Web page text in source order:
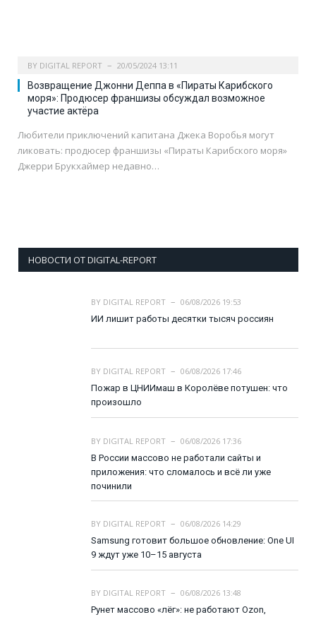
BY DIGITAL REPORT 20/05/2024 13:11
Возвращение Джонни Деппа в «Пираты Карибского
моря»: Продюсер франшизы обсуждал возможное
участие актёра
Любители приключений капитана Джека Воробья могут
ликовать: продюсер франшизы «Пираты Карибского моря»
Джерри Брукхаймер недавно…
НОВОСТИ ОТ DIGITAL-REPORT
BY DIGITAL REPORT
06/08/2026 19:53
ИИ лишит работы десятки тысяч россиян
BY DIGITAL REPORT
06/08/2026 17:46
Пожар в ЦНИИмаш в Королёве потушен: что
произошло
BY DIGITAL REPORT
06/08/2026 17:36
В России массово не работали сайты и
приложения: что сломалось и всё ли уже
починили
BY DIGITAL REPORT
06/08/2026 14:29
Samsung готовит большое обновление: One UI
9 ждут уже 10–15 августа
BY DIGITAL REPORT
06/08/2026 13:48
Рунет массово «лёг»: не работают Ozon,